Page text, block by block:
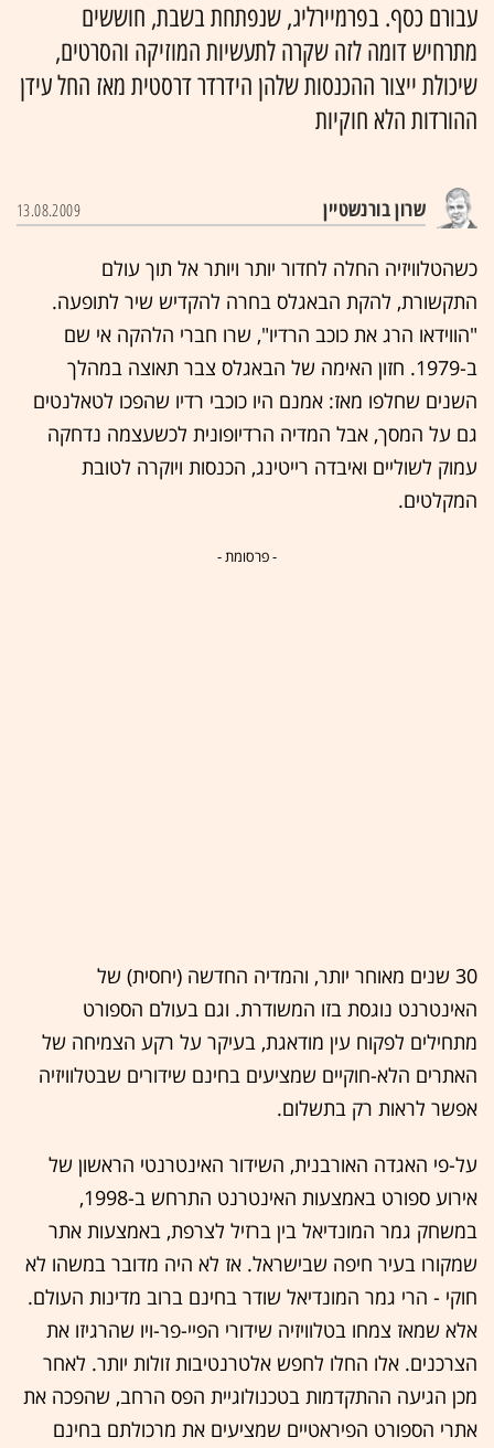
עבורם כסף. בפרמיירליג, שנפתחת בשבת, חוששים
מתרחיש דומה לזה שקרה לתעשיות המוזיקה והסרטים,
שיכולת ייצור ההכנסות שלהן הידרדר דרסטית מאז החל עידן
ההורדות הלא חוקיות
שרון בורנשטיין 13.08.2009
כשהטלוויזיה החלה לחדור יותר ויותר אל תוך עולם
התקשורת, להקת הבאגלס בחרה להקדיש שיר לתופעה.
"הווידאו הרג את כוכב הרדיו", שרו חברי הלהקה אי שם
ב-1979. חזון האימה של הבאגלס צבר תאוצה במהלך
השנים שחלפו מאז: אמנם היו כוכבי רדיו שהפכו לטאלנטים
גם על המסך, אבל המדיה הרדיופונית לכשעצמה נדחקה
עמוק לשוליים ואיבדה רייטינג, הכנסות ויוקרה לטובת
המקלטים.
- פרסומת -
30 שנים מאוחר יותר, והמדיה החדשה (יחסית) של
האינטרנט נוגסת בזו המשודרת. וגם בעולם הספורט
מתחילים לפקוח עין מודאגת, בעיקר על רקע הצמיחה של
האתרים הלא-חוקיים שמציעים בחינם שידורים שבטלוויזיה
אפשר לראות רק בתשלום.
על-פי האגדה האורבנית, השידור האינטרנטי הראשון של
אירוע ספורט באמצעות האינטרנט התרחש ב-1998,
במשחק גמר המונדיאל בין ברזיל לצרפת, באמצעות אתר
שמקורו בעיר חיפה שבישראל. אז לא היה מדובר במשהו לא
חוקי - הרי גמר המונדיאל שודר בחינם ברוב מדינות העולם.
אלא שמאז צמחו בטלוויזיה שידורי הפיי-פר-ויו שהרגיזו את
הצרכנים. אלו החלו לחפש אלטרנטיבות זולות יותר. לאחר
מכן הגיעה ההתקדמות בטכנולוגיית הפס הרחב, שהפכה את
אתרי הספורט הפיראטיים שמציעים את מרכולתם בחינם